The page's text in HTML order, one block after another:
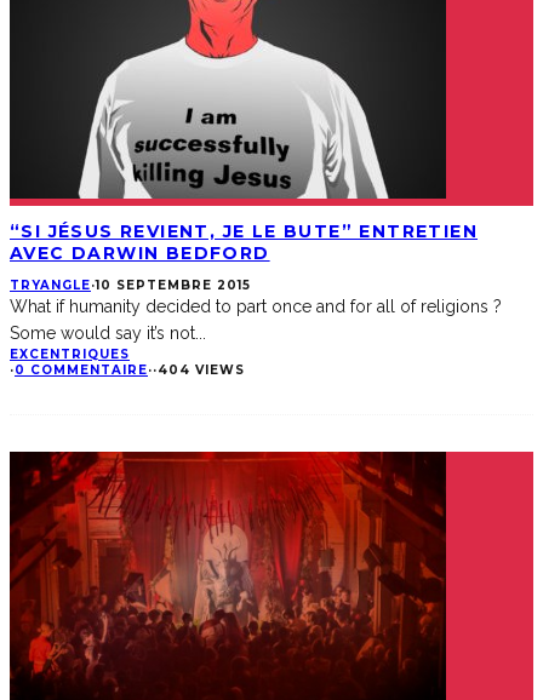
“SI JÉSUS REVIENT, JE LE BUTE” ENTRETIEN
AVEC DARWIN BEDFORD
TRYANGLE·10 SEPTEMBRE 2015
What if humanity decided to part once and for all of religions ?
Some would say it’s not...
EXCENTRIQUES
·0 COMMENTAIRE··404 VIEWS